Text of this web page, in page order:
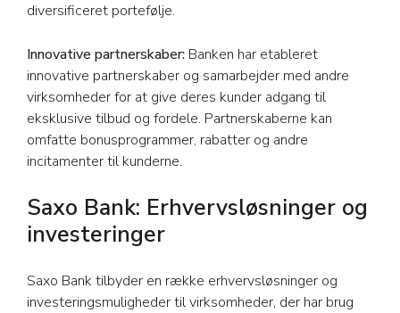
diversificeret portefølje.
Innovative partnerskaber: Banken har etableret
innovative partnerskaber og samarbejder med andre
virksomheder for at give deres kunder adgang til
eksklusive tilbud og fordele. Partnerskaberne kan
omfatte bonusprogrammer, rabatter og andre
incitamenter til kunderne.
Saxo Bank: Erhvervsløsninger og
investeringer
Saxo Bank tilbyder en række erhvervsløsninger og
investeringsmuligheder til virksomheder, der har brug